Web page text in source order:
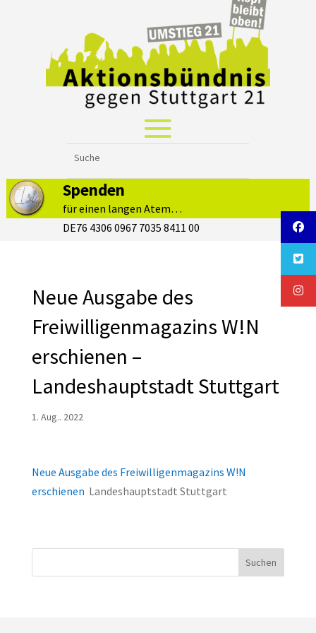
Spenden
für einen langen Atem…
DE76 4306 0967 7035 8411 00
Neue Ausgabe des
Freiwilligenmagazins W!N
erschienen –
Landeshauptstadt Stuttgart
1. Aug.. 2022
Neue Ausgabe des Freiwilligenmagazins W!N
erschienen Landeshauptstadt Stuttgart
Suchen